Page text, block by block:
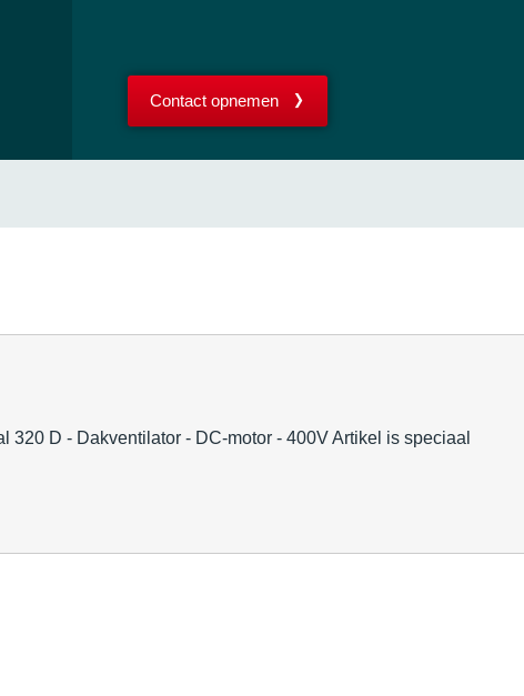
Contact opnemen
D - Dakventilator - DC-motor - 400V Artikel is speciaal